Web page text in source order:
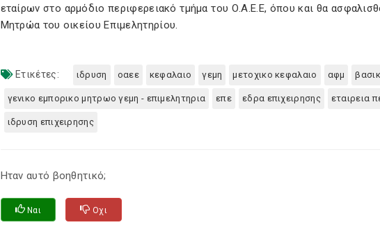
εταίρων στο αρμόδιο περιφερειακό τμήμα του Ο.Α.Ε.Ε, όπου και θα
Μητρώα του οικείου Επιμελητηρίου.
Ετικέτες: ιδρυση οαεε κεφαλαιο γεμη μετοχικο κεφαλαιο αφμ
γενικο εμπορικο μητρωο γεμη - επιμελητηρια επε εδρα επιχειρησης εταιρεια
ιδρυση επιχειρησης
Ηταν αυτό βοηθητικό;
Ναι Οχι